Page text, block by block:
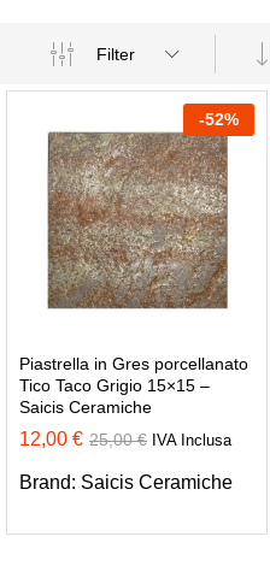
Filter
-52%
Piastrella in Gres porcellanato
Tico Taco Grigio 15×15 –
Saicis Ceramiche
12,00 € 25,00€ IVA Inclusa
Brand: Saicis Ceramiche